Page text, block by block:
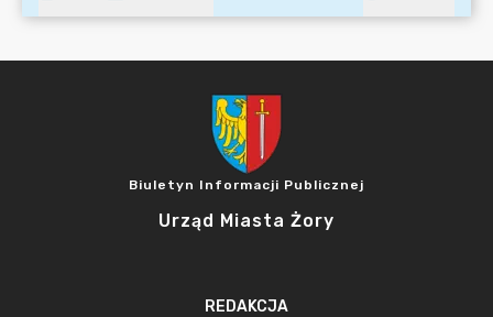
Biuletyn Informacji Publicznej
Urząd Miasta Żory
REDAKCJA